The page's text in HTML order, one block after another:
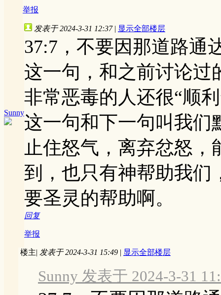
举报
Sunny
发表于 2024-3-31 12:37 | 显示全部楼层
37:7，不要因那道路通
这一句，和之前讨论过
非常恶毒的人还很“顺
这一句和下一句叫我们
止住怒气，离弃忿怒
到，也只有神帮助我们
要圣灵的帮助啊。
回复
举报
楼主| 发表于 2024-3-31 15:49 | 显示全部楼层
Sunny 发表于 2024-3-31